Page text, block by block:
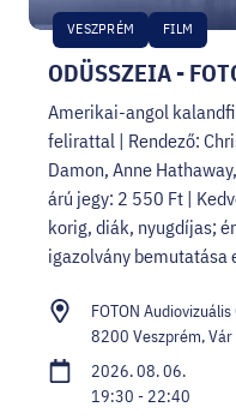
ODÜSSZEIA -
VESZPRÉM FILM
Amerikai-angol
felirattal | Rendező:
Damon, Anne
árú jegy: 2 550 Ft |
korig, diák, nyugdíjas;
igazolvány bemutatása
FOTON
8200 Veszprém, Vár
2026. 08. 06.
19:30 - 22:40